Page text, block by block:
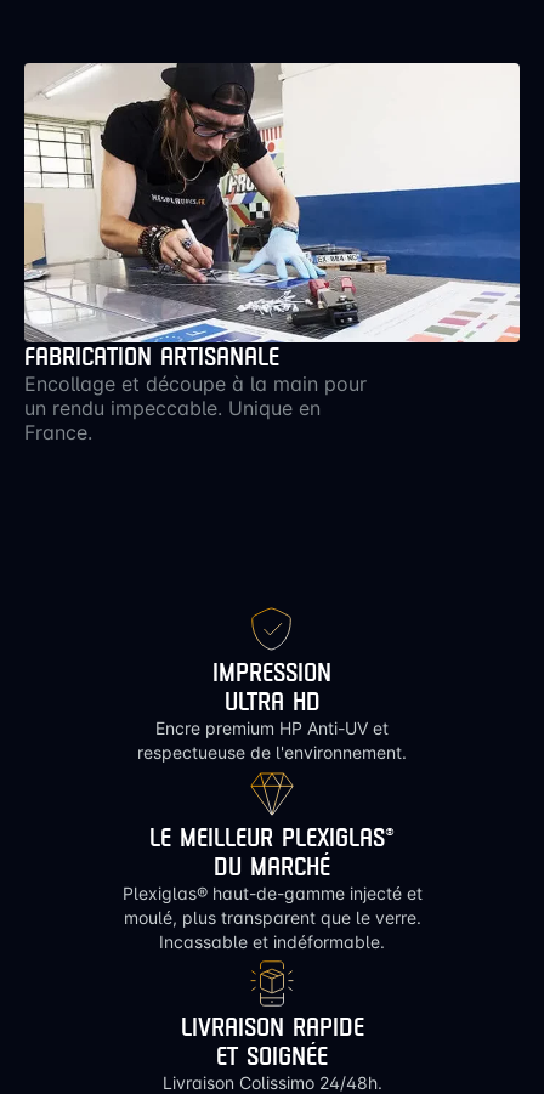
FABRICATION ARTISANALE
Encollage et découpe à la main pour
un rendu impeccable. Unique en
France.
IMPRESSION
ULTRA HD
Encre premium HP Anti-UV et
respectueuse de l'environnement.
LE MEILLEUR PLEXIGLAS®
DU MARCHÉ
Plexiglas® haut-de-gamme injecté et
moulé, plus transparent que le verre.
Incassable et indéformable.
LIVRAISON RAPIDE
ET SOIGNÉE
Livraison Colissimo 24/48h.